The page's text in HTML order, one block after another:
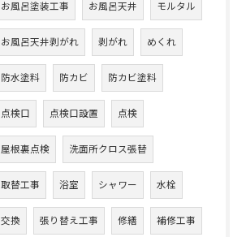
お風呂塗装工事 お風呂天井 モルタル
お風呂天井剥がれ 剥がれ めくれ
防水塗料 防カビ 防カビ塗料
点検口 点検口設置 点検
屋根裏点検 洗面所クロス張替
取替工事 浴室 シャワー 水栓
交換 張り替え工事 修繕 補修工事